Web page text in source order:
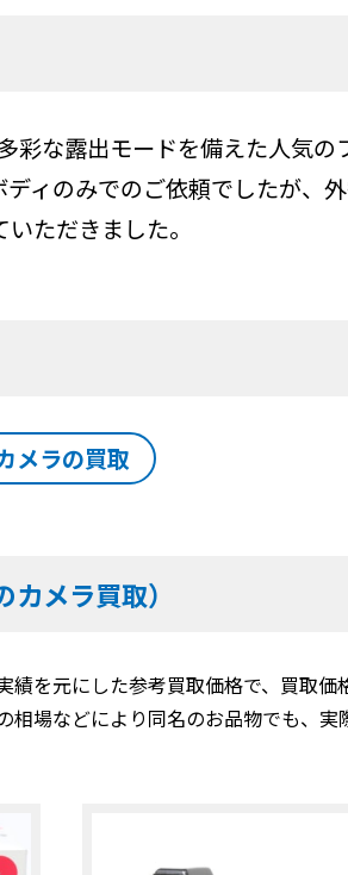
彩な露出モードを備えた人気
ィのみでのご依頼でしたが、
ただきました。
メラの買取
メラ買取）
を元にした参考買取価格で、買取
相場などにより同名のお品物でも、